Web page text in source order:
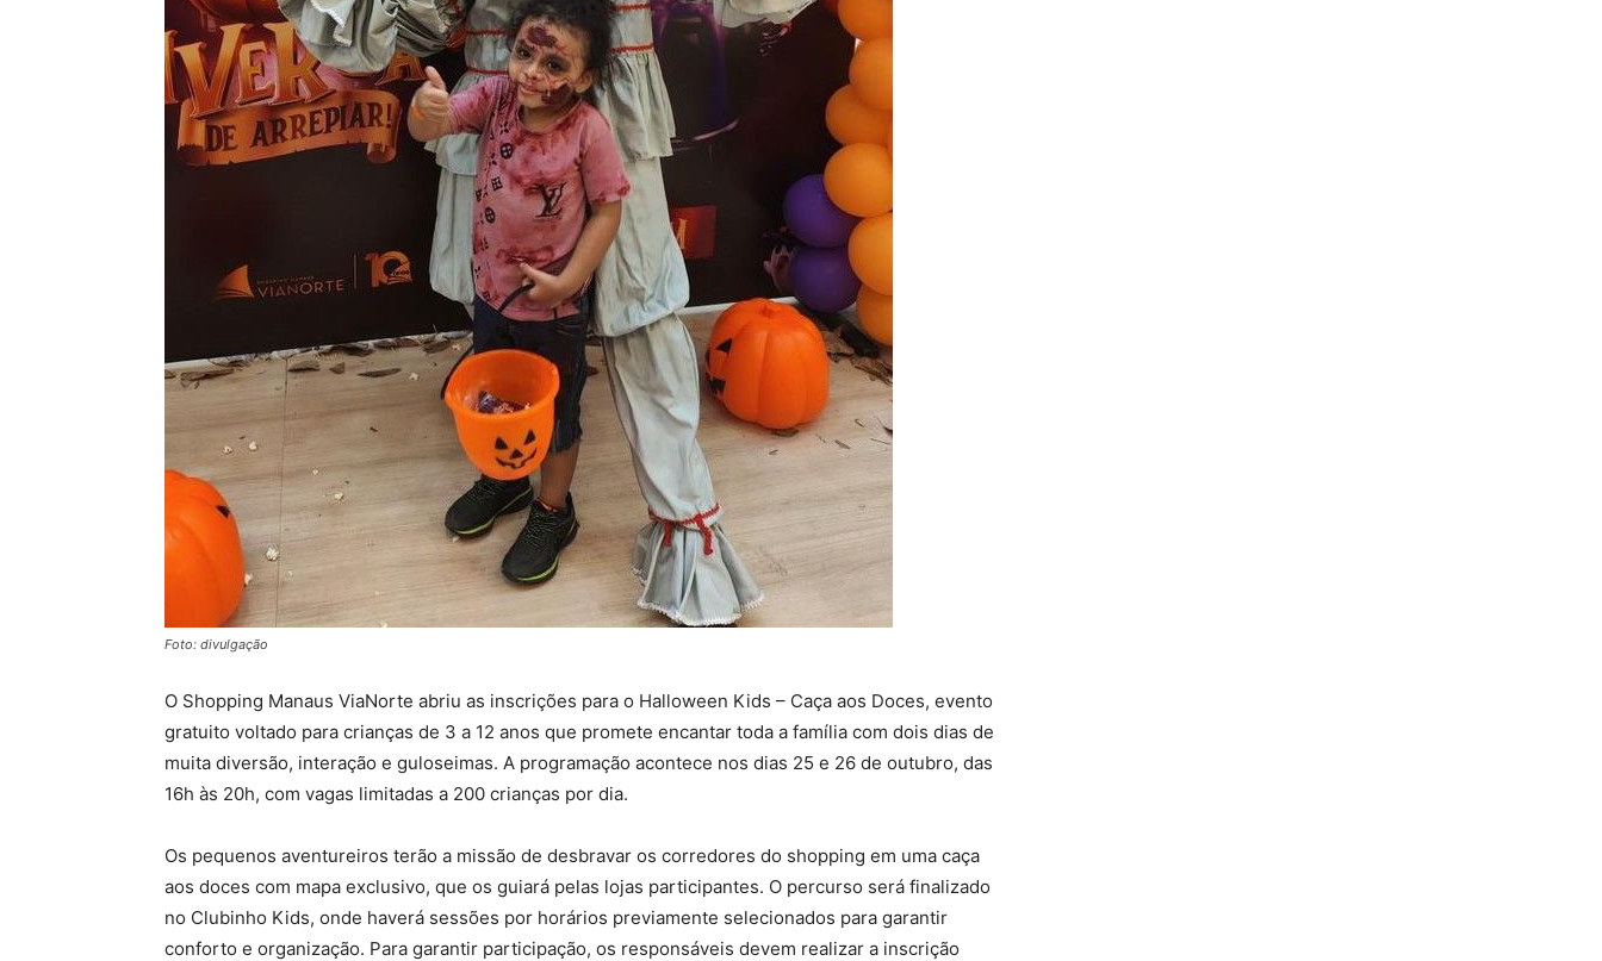
Foto: divulgação
O Shopping Manaus ViaNorte abriu as inscrições para o Halloween Kids – Caça aos Doces, evento
gratuito voltado para crianças de 3 a 12 anos que promete encantar toda a família com dois dias de
muita diversão, interação e guloseimas. A programação acontece nos dias 25 e 26 de outubro, das
16h às 20h, com vagas limitadas a 200 crianças por dia.
Os pequenos aventureiros terão a missão de desbravar os corredores do shopping em uma caça
aos doces com mapa exclusivo, que os guiará pelas lojas participantes. O percurso será finalizado
no Clubinho Kids, onde haverá sessões por horários previamente selecionados para garantir
conforto e organização. Para garantir participação, os responsáveis devem realizar a inscrição